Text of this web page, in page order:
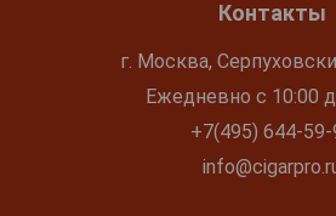
Контакты
г. Москва,
Ежедневно с 10:00
+7(495) 644-59-